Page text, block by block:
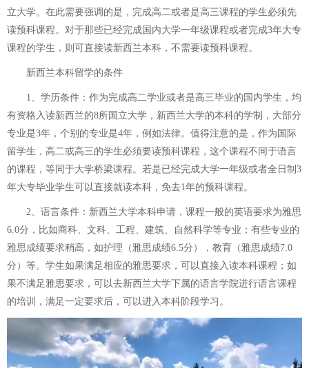
立大学。在此需要强调的是，完成高二或者是高三课程的学生必须先
读预科课程。对于那些已经完成国内大学一年级课程或者完成3年大专
课程的学生，则可直接读新西兰本科，不需要读预科课程。
新西兰本科留学的条件
1、学历条件：作为完成高二学业或者是高三毕业的国内学生，均
有资格入读新西兰的8所国立大学，新西兰大学的本科的学制，大部分
专业是3年，个别的专业是4年，例如法律。值得注意的是，作为国际
留学生，高二或高三的学生必须要读预科课程，这个课程不同于语言
的课程，等同于大学桥梁课程。若是已经完成大学一年级或者全日制3
年大专毕业学生可以直接就读本科，免去1年的预科课程。
2、语言条件：新西兰大学本科申请，课程一般的英语要求为雅思
6.0分，比如商科、文科、工程、建筑、自然科学等专业；有些专业的
雅思成绩要求稍高，如护理（雅思成绩6.5分），教育（雅思成绩7.0
分）等。学生如果满足相应的雅思要求，可以直接入读本科课程；如
果不满足雅思要求，可以去新西兰大学下属的语言学院进行语言课程
的培训，满足一定要求后，可以进入本科阶段学习。